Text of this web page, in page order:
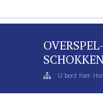
U bent hier: